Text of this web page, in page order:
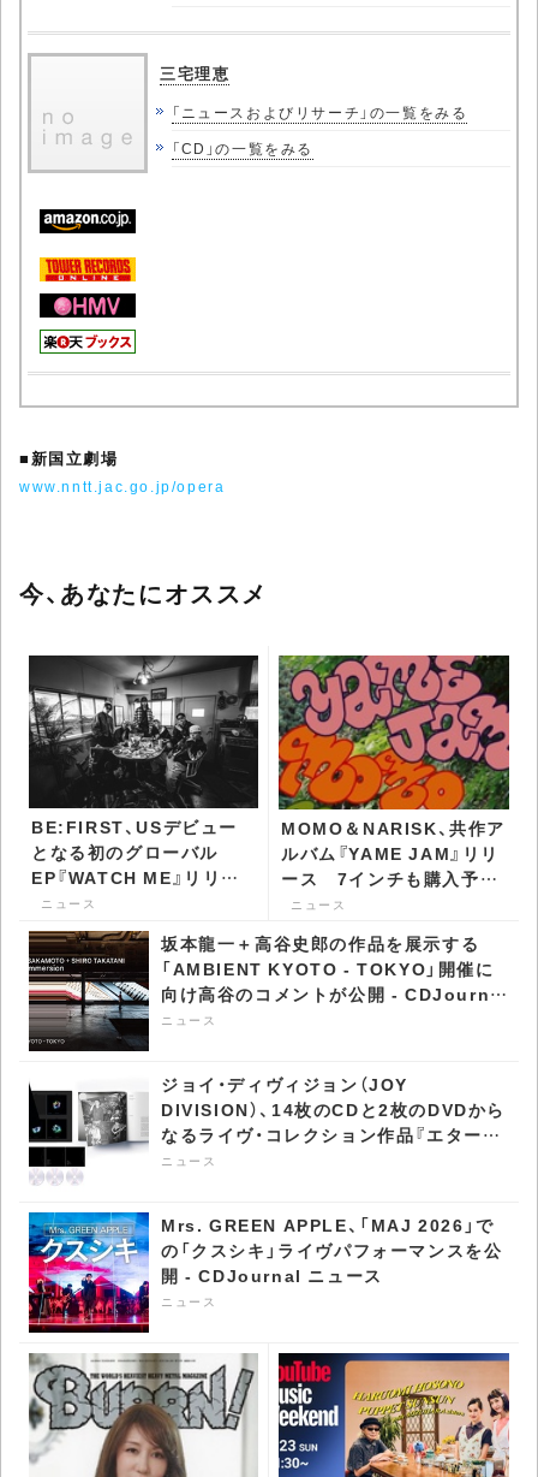
三宅理恵
「ニュースおよびリサーチ」の一覧をみる
「CD」の一覧をみる
■新国立劇場
www.nntt.jac.go.jp/opera
今、あなたにオススメ
BE:FIRST、USデビュー
となる初のグローバル
EP『WATCH ME』リリー
ス決定 先行曲配信＆MV
公開 - CDJournal ニュー
ス
ニュース
MOMO＆NARISK、共作ア
ルバム『YAME JAM』リリ
ース 7インチも購入予約
受付中 - CDJournal ニュ
ニュース
坂本龍一＋高谷史郎の作品を展示する
「AMBIENT KYOTO - TOKYO」開催に
向け高谷のコメントが公開 - CDJournal
ニュース
ニュース
ジョイ・ディヴィジョン（JOY
DIVISION）、14枚のCDと2枚のDVDから
なるライヴ・コレクション作品『エターナ
ル』世界同時発売 - CDJournal ニュース
ニュース
Mrs. GREEN APPLE、「MAJ 2026」で
の「クスシキ」ライヴパフォーマンスを公
開 - CDJournal ニュース
ニュース